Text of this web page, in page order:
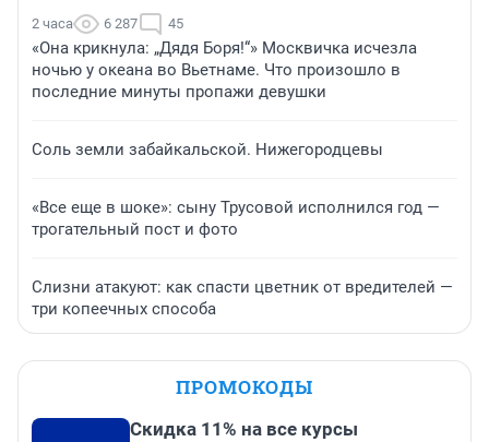
2 часа 6 287 45
«Она крикнула: „Дядя Боря!“» Москвичка исчезла
ночью у океана во Вьетнаме. Что произошло в
последние минуты пропажи девушки
Соль земли забайкальской. Нижегородцевы
«Все еще в шоке»: сыну Трусовой исполнился год —
трогательный пост и фото
Слизни атакуют: как спасти цветник от вредителей —
три копеечных способа
ПРОМОКОДЫ
Скидка 11% на все курсы